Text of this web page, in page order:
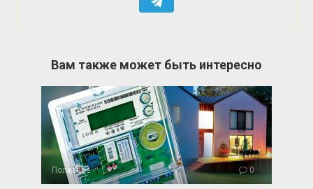
Вам также может быть интересно
Полезное 0